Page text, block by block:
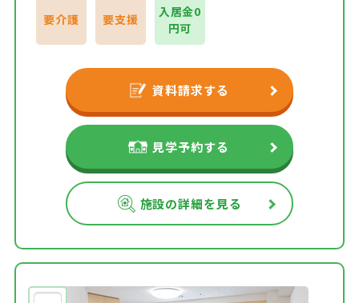
要介護 要支援
入居金0
円可
資料請求する
見学予約する
施設の詳細を見る